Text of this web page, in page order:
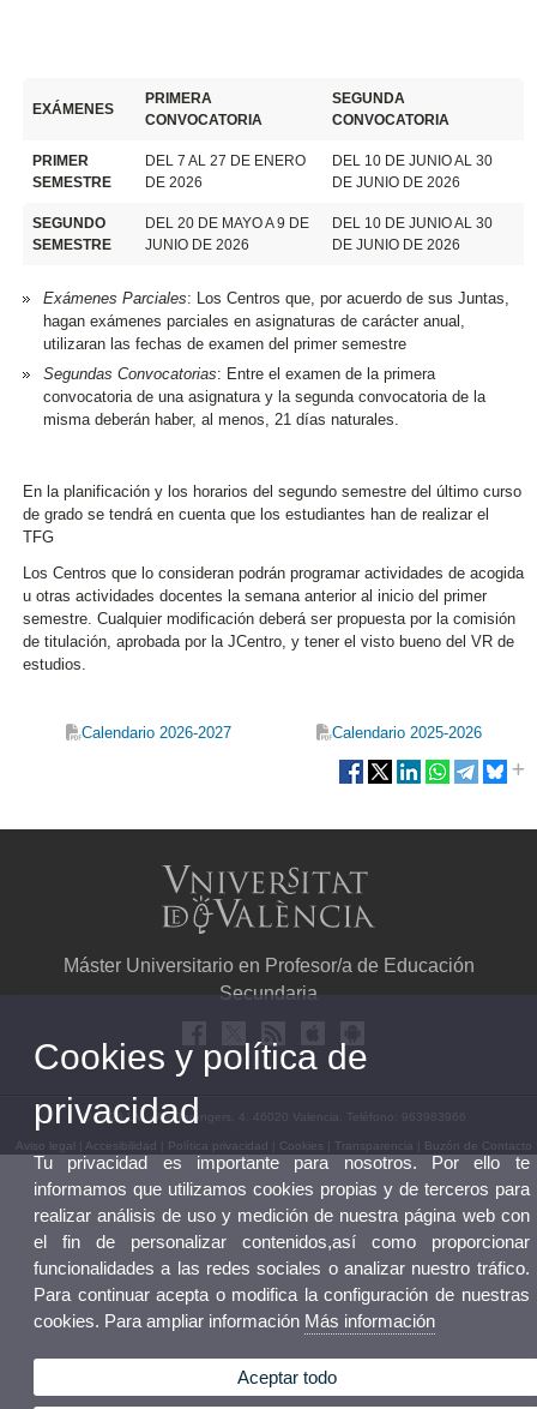
EXÁMENES
PRIMERA
CONVOCATORIA
SEGUNDA
CONVOCATORIA
PRIMER
SEMESTRE
DEL 7 AL 27 DE ENERO
DE 2026
DEL 10 DE JUNIO AL 30
DE JUNIO DE 2026
SEGUNDO
SEMESTRE
DEL 20 DE MAYO A 9 DE
JUNIO DE 2026
DEL 10 DE JUNIO AL 30
DE JUNIO DE 2026
Exámenes Parciales: Los Centros que, por acuerdo de sus Juntas,
hagan exámenes parciales en asignaturas de carácter anual,
utilizaran las fechas de examen del primer semestre
Segundas Convocatorias: Entre el examen de la primera
convocatoria de una asignatura y la segunda convocatoria de la
misma deberán haber, al menos, 21 días naturales.
En la planificación y los horarios del segundo semestre del último curso
de grado se tendrá en cuenta que los estudiantes han de realizar el
TFG
Los Centros que lo consideran podrán programar actividades de acogida
u otras actividades docentes la semana anterior al inicio del primer
semestre. Cualquier modificación deberá ser propuesta por la comisión
de titulación, aprobada por la JCentro, y tener el visto bueno del VR de
estudios.
Calendario 2026-2027 Calendario 2025-2026
Máster Universitario en Profesor/a de Educación
Secundaria
© 2026 UV. - Av. Tarongers, 4. 46020 Valencia. Teléfono: 963983966
Aviso legal Accesibilidad Política privacidad Cookies Transparencia Buzón de Contacto
Cookies y política de
privacidad
Tu privacidad es importante para nosotros. Por ello te
informamos que utilizamos cookies propias y de terceros para
realizar análisis de uso y medición de nuestra página web con
el fin de personalizar contenidos,así como proporcionar
funcionalidades a las redes sociales o analizar nuestro tráfico.
Para continuar acepta o modifica la configuración de nuestras
cookies. Para ampliar información Más información
Aceptar todo